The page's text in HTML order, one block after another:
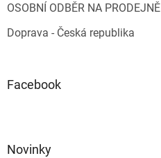
OSOBNÍ ODBĚR NA PRODEJNĚ
Doprava - Česká republika
Facebook
Novinky